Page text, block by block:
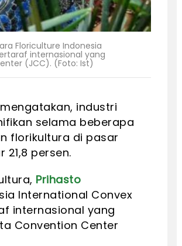
Floriculture Indonesia
internasional yang
(JCC). (Foto: Ist)
industri
selama beberapa
florikultura di pasar
persen.
Prihasto
International Convex
internasional yang
Convention Center